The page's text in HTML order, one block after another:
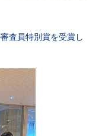
査員特別賞を受賞し